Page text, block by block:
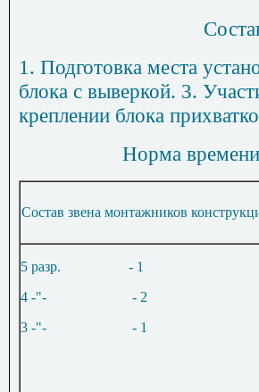
1. Подготовка места
блока с выверкой. 3.
креплении блока
Норма
Состав звена монтажников
5 разр.
- 1
4 -"-
- 2
3 -"-
- 1